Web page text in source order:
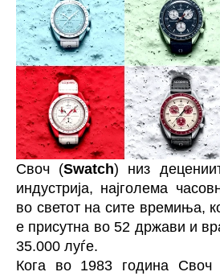
Своч (Swatch) низ
индустрија, најголема
во светот на сите времиња,
е присутна во 52 држави и
35.000 луѓе.
Кога во 1983 година Своч